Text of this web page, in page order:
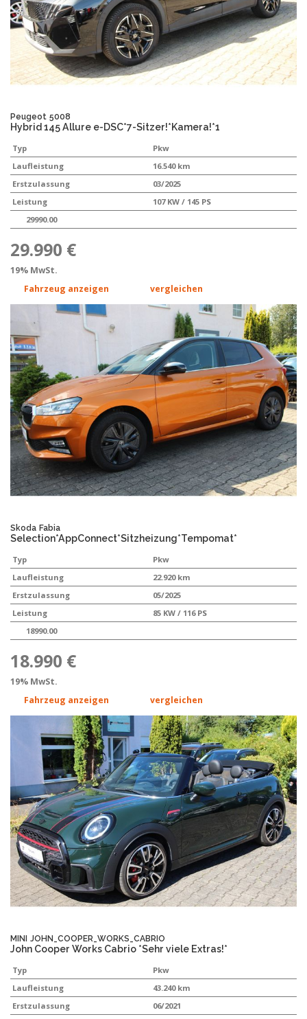
Peugeot 5008
Hybrid 145 Allure e-DSC*7-Sitzer!*Kamera!*1
Typ
Pkw
Laufleistung
16.540 km
Erstzulassung
03/2025
Leistung
107 KW / 145 PS
29990.00
29.990 €
19% MwSt.
Fahrzeug anzeigen
vergleichen
Skoda Fabia
Selection*AppConnect*Sitzheizung*Tempomat*
Typ
Pkw
Laufleistung
22.920 km
Erstzulassung
05/2025
Leistung
85 KW / 116 PS
18990.00
18.990 €
19% MwSt.
Fahrzeug anzeigen
vergleichen
MINI JOHN_COOPER_WORKS_CABRIO
John Cooper Works Cabrio *Sehr viele Extras!*
Typ
Pkw
Laufleistung
43.240 km
Erstzulassung
06/2021